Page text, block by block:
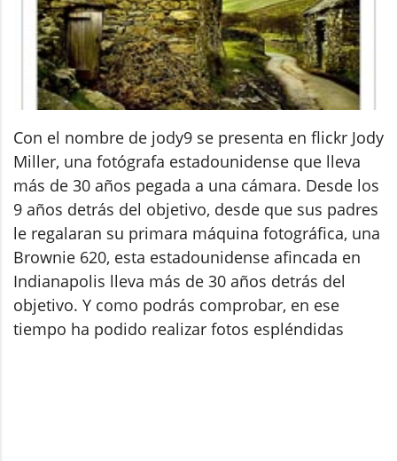
Con el nombre de jody9 se presenta en flickr Jody
Miller, una fotógrafa estadounidense que lleva
más de 30 años pegada a una cámara. Desde los
9 años detrás del objetivo, desde que sus padres
le regalaran su primara máquina fotográfica, una
Brownie 620, esta estadounidense afincada en
Indianapolis lleva más de 30 años detrás del
objetivo. Y como podrás comprobar, en ese
tiempo ha podido realizar fotos espléndidas